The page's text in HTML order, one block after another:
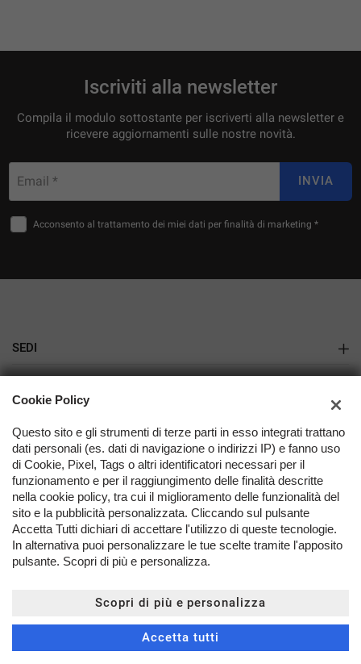
Iscriviti alla newsletter
Compila il modulo sottostante per iscriverti alla newsletter e
ricevere aggiornamenti sulle nostre novità.
Email * INVIA
Acconsento al trattamento dei miei dati per finalità di marketing *
SEDI
Varese
AZIENDA
Contatti
TORNA IN CIMA
Copyright © 2026 Millcar Srl - P.IVA 01212400129 -Leggi
l'informativa sulla privacy -Cookie Policy
Cookie Policy
Questo sito e gli strumenti di terze parti in esso integrati trattano
dati personali (es. dati di navigazione o indirizzi IP) e fanno uso
di Cookie, Pixel, Tags o altri identificatori necessari per il
funzionamento e per il raggiungimento delle finalità descritte
nella cookie policy, tra cui il miglioramento delle funzionalità del
sito e la pubblicità personalizzata. Cliccando sul pulsante
Accetta Tutti dichiari di accettare l'utilizzo di queste tecnologie.
In alternativa puoi personalizzare le tue scelte tramite l'apposito
pulsante. Scopri di più e personalizza.
Scopri di più e personalizza
Accetta tutti